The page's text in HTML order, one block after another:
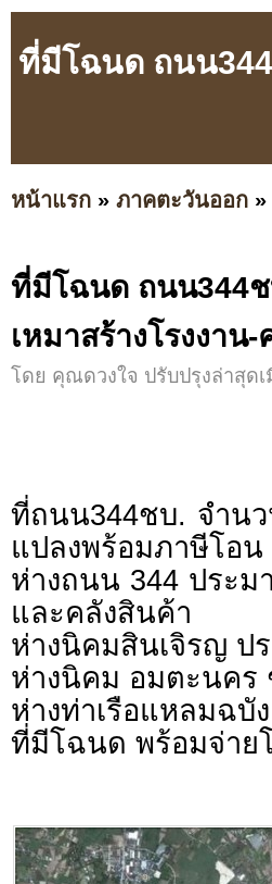
ที่มีโฉนด ถนน344
หน้าแรก » ภาคตะวันออก »
ที่มีโฉนด ถนน344
เหมาสร้างโรงงาน
โดย คุณดวงใจ ปรับปรุงล่าสุดเ
ที่ถนน344ชบ. จำนว
แปลงพร้อมภาษีโอน
ห่างถนน 344 ประม
และคลังสินค้า
ห่างนิคมสินเจิรญ ป
ห่างนิคม อมตะนคร
ห่างท่าเรือแหลมฉบั
ที่มีโฉนด พร้อมจ่าย